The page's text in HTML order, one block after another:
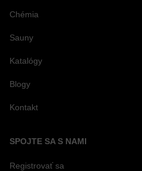
Chémia
Sauny
Katalógy
Blogy
Kontakt
SPOJTE SA S NAMI
Registrovať sa